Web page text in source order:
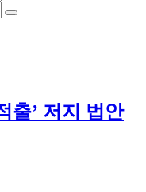
출’ 저지 법안